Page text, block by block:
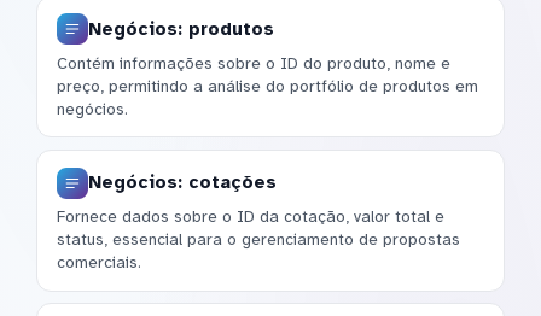
Negócios: produtos
Contém informações sobre o ID do produto, nome e
preço, permitindo a análise do portfólio de produtos em
negócios.
Negócios: cotações
Fornece dados sobre o ID da cotação, valor total e
status, essencial para o gerenciamento de propostas
comerciais.